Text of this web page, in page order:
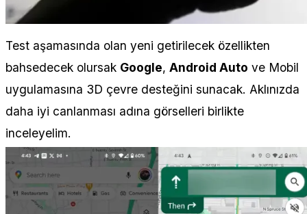
Test aşamasında olan yeni getirilecek özellikten
bahsedecek olursak Google, Android Auto ve Mobil
uygulamasına 3D çevre desteğini sunacak. Aklınızda
daha iyi canlanması adına görselleri birlikte
inceleyelim.